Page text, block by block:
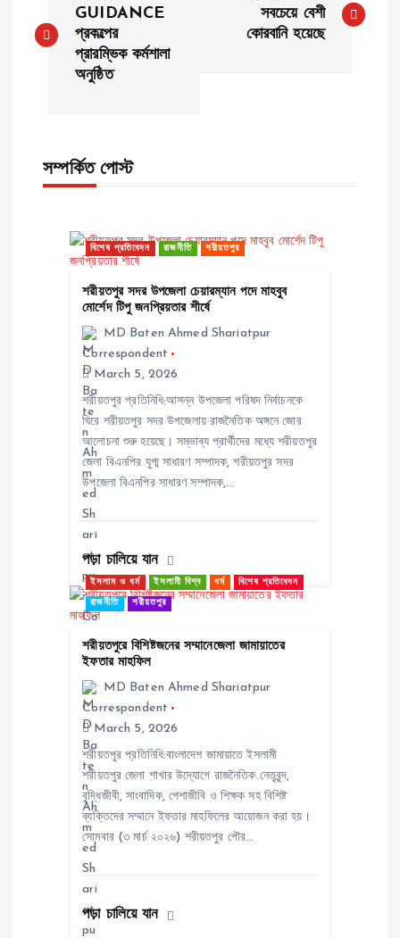
o
a
GUIDANCE
প্রকল্পের
প্রারম্ভিক কর্মশালা
অনুষ্ঠিত
সবচেয়ে বেশী
কোরবানি হয়েছে
সম্পর্কিত পোস্ট
বিশেষ প্রতিবেদন রাজনীতি শরীয়তপুর
শরীয়তপুর সদর উপজেলা চেয়ারম্যান পদে মাহবুব
মোর্শেদ টিপু জনপ্রিয়তার শীর্ষে
MD Baten Ahmed Shariatpur
Correspondent
March 5, 2026
শরীয়তপুর প্রতিনিধি:আসন্ন উপজেলা পরিষদ নির্বাচনকে
ঘিরে শরীয়তপুর সদর উপজেলায় রাজনৈতিক অঙ্গনে জোর
আলোচনা শুরু হয়েছে। সম্ভাব্য প্রার্থীদের মধ্যে শরীয়তপুর
জেলা বিএনপির যুগ্ম সাধারণ সম্পাদক, শরীয়তপুর সদর
উপজেলা বিএনপির সাধারণ সম্পাদক,…
পড়া চালিয়ে যান
ইসলাম ও ধর্ম ইসলামী বিশ্ব ধর্ম বিশেষ প্রতিবেদন
রাজনীতি শরীয়তপুর
শরীয়তপুরে বিশিষ্টজনের সম্মানেজেলা জামায়াতের
ইফতার মাহফিল
MD Baten Ahmed Shariatpur
Correspondent
March 5, 2026
শরীয়তপুর প্রতিনিধি:বাংলাদেশ জামায়াতে ইসলামী
শরীয়তপুর জেলা শাখার উদ্যোগে রাজনৈতিক নেতৃবৃন্দ,
বুদ্ধিজীবী, সাংবাদিক, পেশাজীবি ও শিক্ষক সহ বিশিষ্ট
ব্যক্তিদের সম্মানে ইফতার মাহফিলের আয়োজন করা হয়।
সোমবার (৩ মার্চ ২০২৬) শরীয়তপুর পৌর…
পড়া চালিয়ে যান